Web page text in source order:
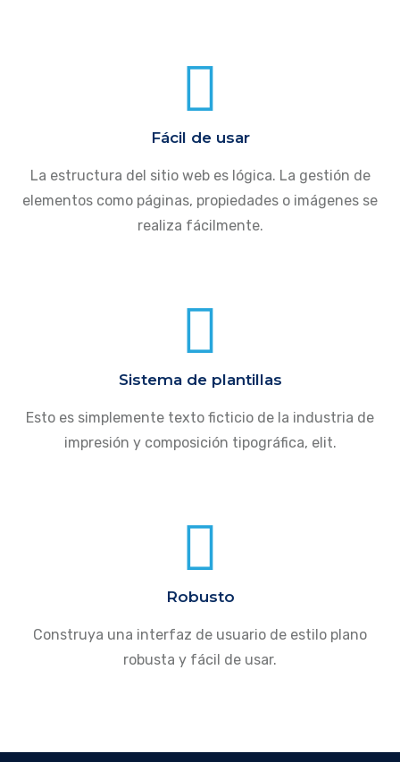
Fácil de usar
La estructura del sitio web es lógica. La gestión de
elementos como páginas, propiedades o imágenes se
realiza fácilmente.
Sistema de plantillas
Esto es simplemente texto ficticio de la industria de
impresión y composición tipográfica, elit.
Robusto
Construya una interfaz de usuario de estilo plano
robusta y fácil de usar.